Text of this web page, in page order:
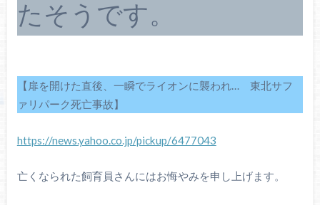
たそうです。
【扉を開けた直後、一瞬でライオンに襲われ… 東北サフ
ァリパーク死亡事故】
https://news.yahoo.co.jp/pickup/6477043
亡くなられた飼育員さんにはお悔やみを申し上げます。